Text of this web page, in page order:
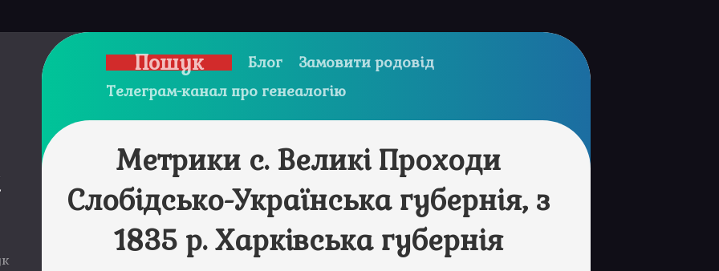
Пошук Блог
Замовити родовід
Телеграм-канал про генеалогію
Метрики с. Великі Проходи
Слобідсько-Українська губернія, з
1835 р. Харківська губернія